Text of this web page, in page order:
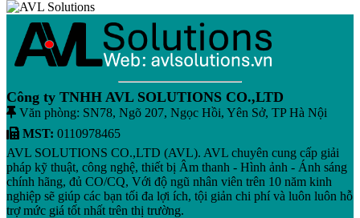
Công ty TNHH AVL SOLUTIONS CO.,LTD
Văn phòng: SN78, Ngõ 207, Ngọc Hồi, Yên Sở, TP Hà Nội
MST: 0110978465
AVL SOLUTIONS CO.,LTD (AVL). AVL chuyên cung cấp giải
pháp kỹ thuật, công nghệ, thiết bị Âm thanh - Hình ảnh - Ánh sáng
chính hãng, đủ CO/CQ, Với độ ngũ nhân viên trên 10 năm kinh
nghiệp sẽ giúp các bạn tối đa lợi ích, tội giản chi phí và luôn luôn hỗ
trợ mức giá tốt nhất trên thị trường.